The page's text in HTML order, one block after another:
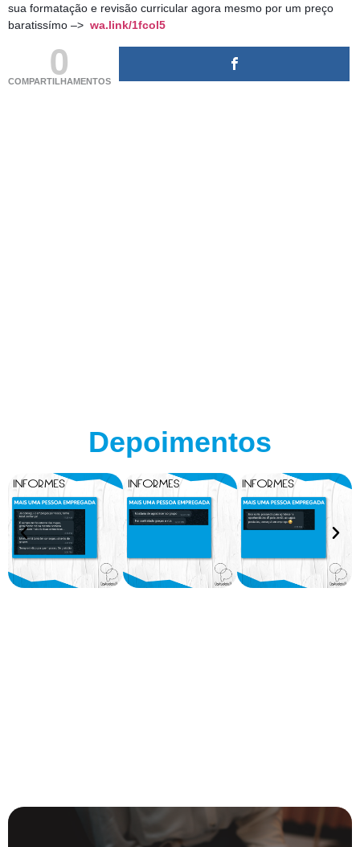
sua formatação e revisão curricular agora mesmo por um preço
baratissímo –> wa.link/1fcol5
0
COMPARTILHAMENTOS
Depoimentos